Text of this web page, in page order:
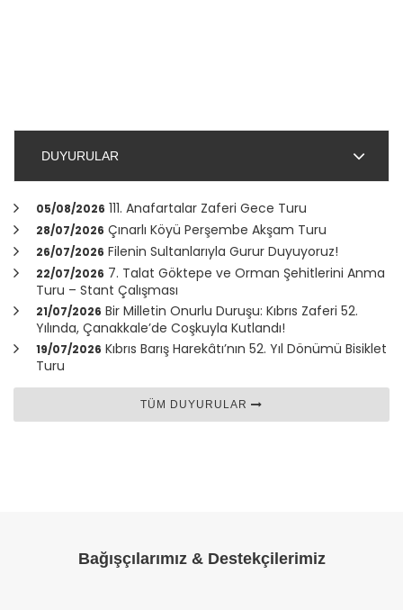
DUYURULAR
05/08/2026 111. Anafartalar Zaferi Gece Turu
28/07/2026 Çınarlı Köyü Perşembe Akşam Turu
26/07/2026 Filenin Sultanlarıyla Gurur Duyuyoruz!
22/07/2026 7. Talat Göktepe ve Orman Şehitlerini Anma
Turu – Stant Çalışması
21/07/2026 Bir Milletin Onurlu Duruşu: Kıbrıs Zaferi 52.
Yılında, Çanakkale’de Coşkuyla Kutlandı!
19/07/2026 Kıbrıs Barış Harekâtı’nın 52. Yıl Dönümü Bisiklet
Turu
TÜM DUYURULAR
Bağışçılarımız & Destekçilerimiz